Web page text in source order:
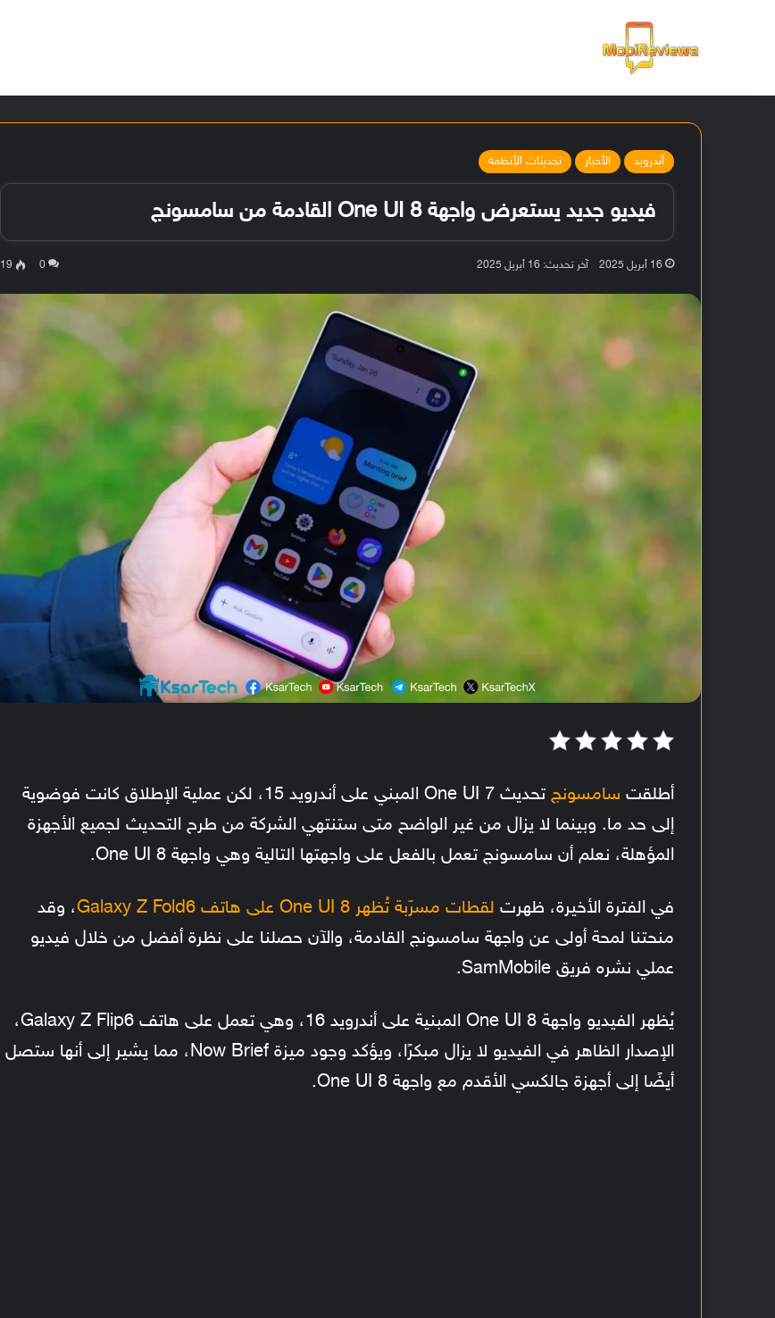
أندرويد الأخبار تحديثات الأنظمة
فيديو جديد يستعرض واجهة One UI 8 القادمة من سامسونج
16 أبريل 2025 آخر تحديث: 16 أبريل 2025 0
19
أطلقت سامسونج
تحديث One UI 7 المبني على أندرويد 15، لكن عملية الإطلاق كانت فوضوية
إلى حد ما. وبينما لا يزال من غير الواضح متى ستنتهي الشركة من طرح التحديث لجميع الأجهزة
المؤهلة، نعلم أن سامسونج تعمل بالفعل على واجهتها التالية وهي واجهة One UI 8.
في الفترة الأخيرة، ظهرت لقطات مسرّبة تُظهر One UI 8 على هاتف Galaxy Z Fold6
، وقد
منحتنا لمحة أولى عن واجهة سامسونج القادمة، والآن حصلنا على نظرة أفضل من خلال فيديو
عملي نشره فريق SamMobile.
يُظهر الفيديو واجهة One UI 8 المبنية على أندرويد 16، وهي تعمل على هاتف Galaxy Z Flip6،
الإصدار الظاهر في الفيديو لا يزال مبكرًا، ويؤكد وجود ميزة Now Brief، مما يشير إلى أنها ستصل
أيضًا إلى أجهزة جالكسي الأقدم مع واجهة One UI 8.